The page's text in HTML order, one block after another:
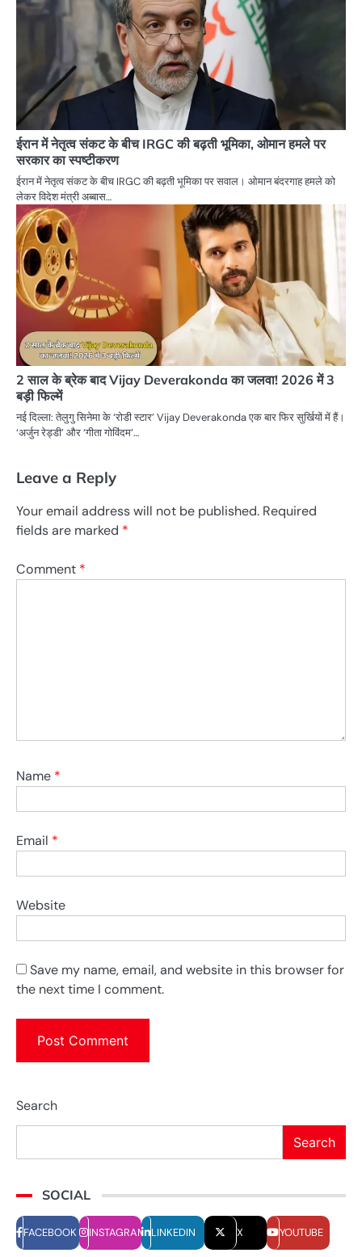
ईरान में नेतृत्व संकट के बीच IRGC की बढ़ती भूमिका, ओमान हमले पर
सरकार का स्पष्टीकरण
ईरान में नेतृत्व संकट के बीच IRGC की बढ़ती भूमिका पर सवाल। ओमान बंदरगाह हमले को
लेकर विदेश मंत्री अब्बास…
2 साल के ब्रेक बाद Vijay Deverakonda का जलवा! 2026 में 3
बड़ी फिल्में
नई दिल्ला: तेलुगु सिनेमा के ‘रोडी स्टार’ Vijay Deverakonda एक बार फिर सुर्खियों में हैं।
‘अर्जुन रेड्डी’ और ‘गीता गोविंदम’…
Leave a Reply
Your email address will not be published. Required
fields are marked *
Comment *
Name *
Email *
Website
Save my name, email, and website in this browser for
the next time I comment.
Search
Search
SOCIAL
FACEBOOK INSTAGRAM LINKEDIN X YOUTUBE